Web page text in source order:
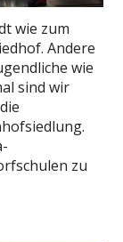
wie zum
Andere
wie
sind wir
zu